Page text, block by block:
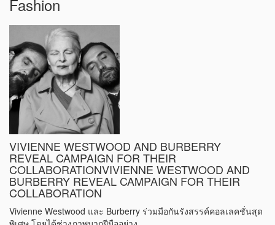
Fashion
VIVIENNE WESTWOOD AND BURBERRY
REVEAL CAMPAIGN FOR THEIR
COLLABORATIONVIVIENNE WESTWOOD AND
BURBERRY REVEAL CAMPAIGN FOR THEIR
COLLABORATION